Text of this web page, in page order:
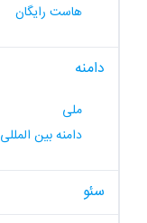
هاست رایگان
دامنه
ملی
دامنه بین المللی
سئو